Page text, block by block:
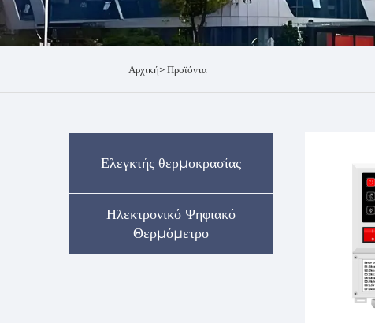
Αρχική>Προϊόντα
Ελεγκτής θερμοκρασίας
Ηλεκτρονικό Ψηφιακό
Θερμόμετρο